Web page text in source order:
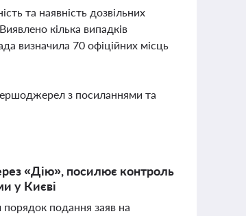
та наявність дозвільних
кілька випадків
визначила 70 офіційних місць
з посиланнями та
«Дію», посилює контроль
у Києві
порядок подання заяв на